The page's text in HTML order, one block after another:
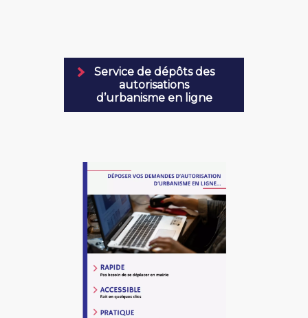
Service de dépôts des
autorisations
d’urbanisme en ligne